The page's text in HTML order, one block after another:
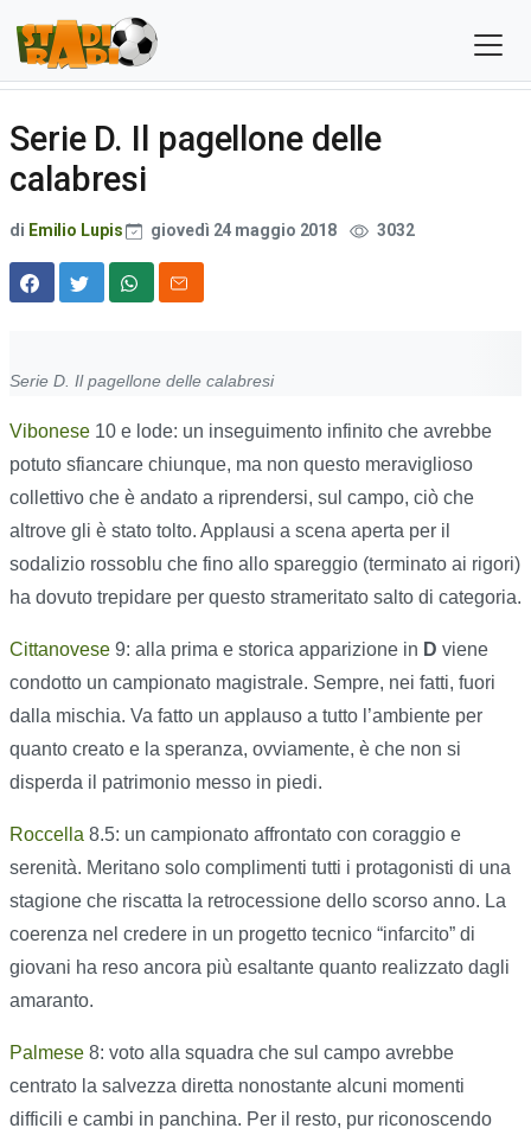
Serie D. Il pagellone delle
calabresi
di Emilio Lupis giovedì 24 maggio 2018 3032
Serie D. Il pagellone delle calabresi
Vibonese 10 e lode: un inseguimento infinito che avrebbe
potuto sfiancare chiunque, ma non questo meraviglioso
collettivo che è andato a riprendersi, sul campo, ciò che
altrove gli è stato tolto. Applausi a scena aperta per il
sodalizio rossoblu che fino allo spareggio (terminato ai rigori)
ha dovuto trepidare per questo strameritato salto di categoria.
Cittanovese 9: alla prima e storica apparizione in D viene
condotto un campionato magistrale. Sempre, nei fatti, fuori
dalla mischia. Va fatto un applauso a tutto l’ambiente per
quanto creato e la speranza, ovviamente, è che non si
disperda il patrimonio messo in piedi.
Roccella 8.5: un campionato affrontato con coraggio e
serenità. Meritano solo complimenti tutti i protagonisti di una
stagione che riscatta la retrocessione dello scorso anno. La
coerenza nel credere in un progetto tecnico “infarcito” di
giovani ha reso ancora più esaltante quanto realizzato dagli
amaranto.
Palmese 8: voto alla squadra che sul campo avrebbe
centrato la salvezza diretta nonostante alcuni momenti
difficili e cambi in panchina. Per il resto, pur riconoscendo